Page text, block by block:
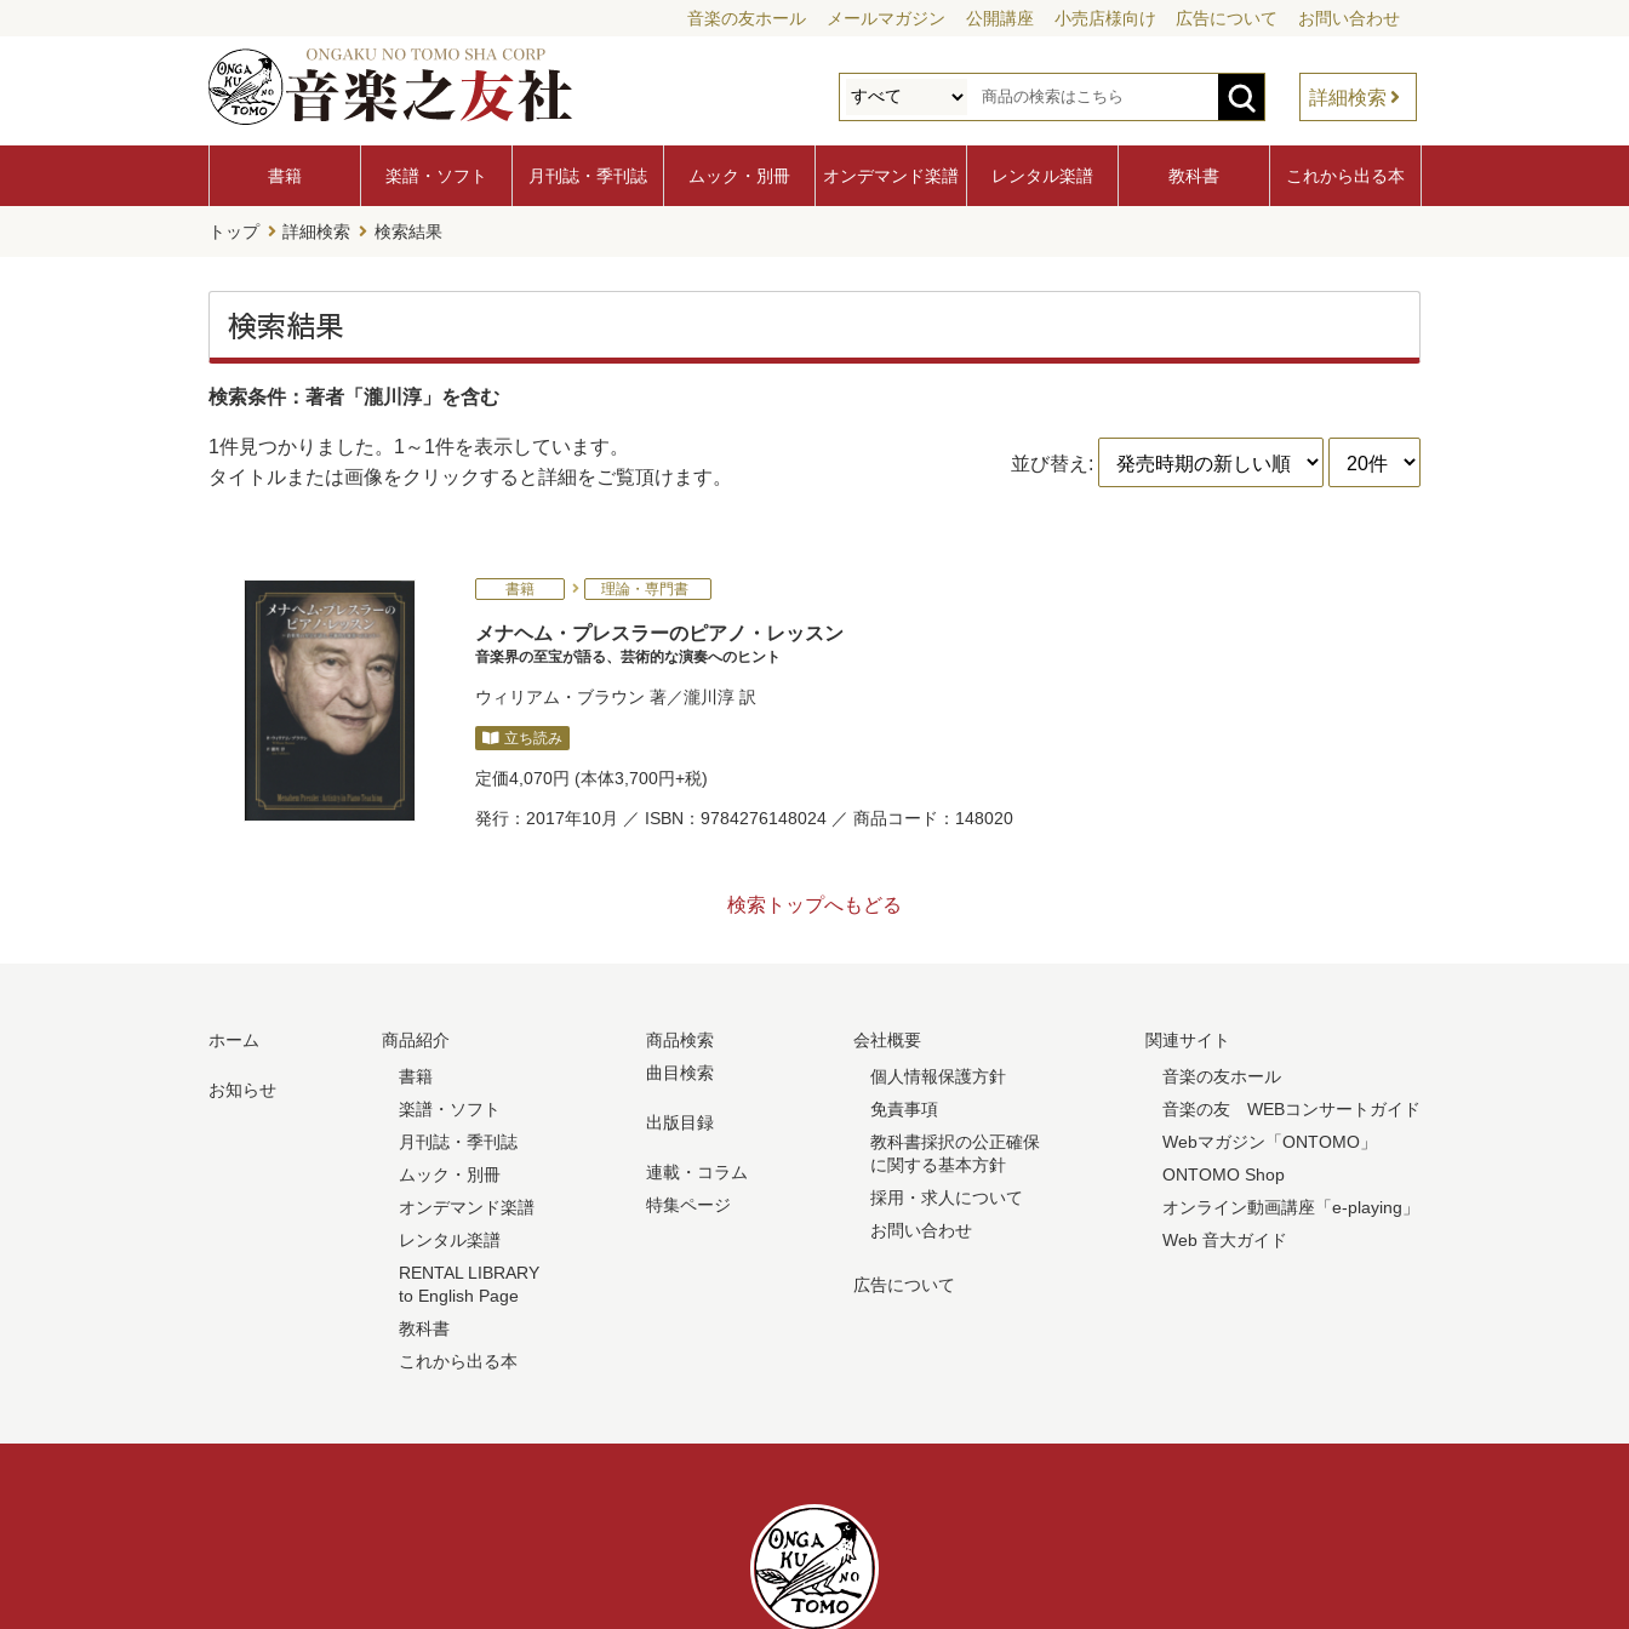
音楽の友ホール メールマガジン 公開講座 小売店様向け 広告について お問い合わせ
詳細検索
書籍 楽譜・ソフト 月刊誌・季刊誌 ムック・別冊 オンデマンド楽譜 レンタル楽譜 教科書 これから出る本
トップ 詳細検索 検索結果
検索結果
検索条件：著者「瀧川淳」を含む
1件見つかりました。 1～1件を表示しています。
タイトルまたは画像をクリックすると詳細をご覧頂けます。
並び替え:
書籍 理論・専門書
メナヘム・プレスラーのピアノ・レッスン
音楽界の至宝が語る、芸術的な演奏へのヒント
ウィリアム・ブラウン 著／瀧川淳 訳
立ち読み
定価4,070円 (本体3,700円+税)
発行：2017年10月 ／ ISBN：9784276148024 ／ 商品コード：148020
検索トップへもどる
ホーム
お知らせ
商品紹介
書籍
楽譜・ソフト
月刊誌・季刊誌
ムック・別冊
オンデマンド楽譜
レンタル楽譜
RENTAL LIBRARY
to English Page
教科書
これから出る本
商品検索
曲目検索
出版目録
連載・コラム
特集ページ
会社概要
個人情報保護方針
免責事項
教科書採択の公正確保
に関する基本方針
採用・求人について
お問い合わせ
広告について
関連サイト
音楽の友ホール
音楽の友 WEBコンサートガイド
Webマガジン「ONTOMO」
ONTOMO Shop
オンライン動画講座「e-playing」
Web 音大ガイド